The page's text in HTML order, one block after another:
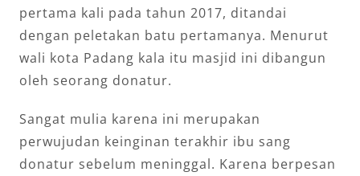
pertama kali pada tahun 2017, ditandai
dengan peletakan batu pertamanya. Menurut
wali kota Padang kala itu masjid ini dibangun
oleh seorang donatur.
Sangat mulia karena ini merupakan
perwujudan keinginan terakhir ibu sang
donatur sebelum meninggal. Karena berpesan